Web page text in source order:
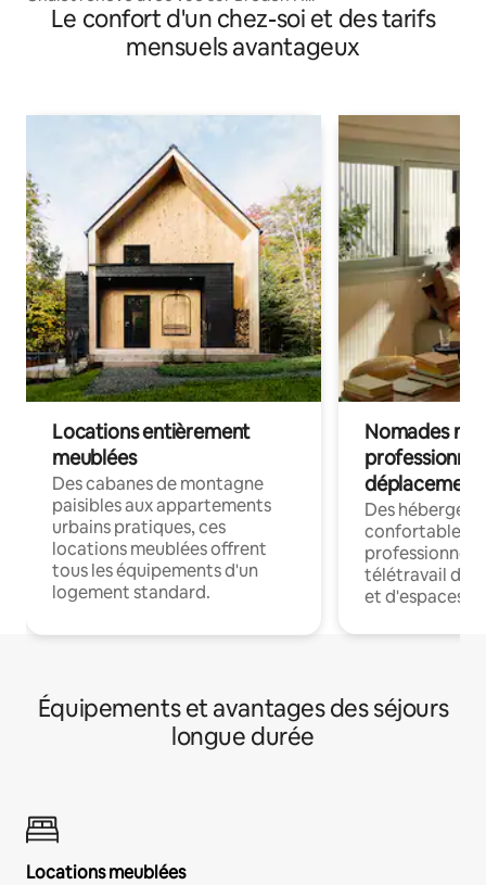
Le confort d'un chez-soi et des tarifs
mensuels avantageux
Locations entièrement
meublées
Des cabanes de montagne
paisibles aux appartements
urbains pratiques, ces
locations meublées offrent
tous les équipements d'un
logement standard.
Nomades
déplacement
Des
confortables
professionnels
télétravail
et d'espaces
Équipements et avantages des séjours
longue durée
Locations meublées